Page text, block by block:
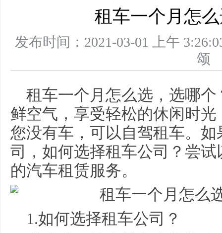
租车一个月怎
发布时间：2021-03-01 上午
租车一个月怎么选，选哪
鲜空气，享受轻松的休闲时
您没有车，可以自驾租车。
司，如何选择租车公司？尝
的汽车租赁服务。
1.如何选择租车公司？